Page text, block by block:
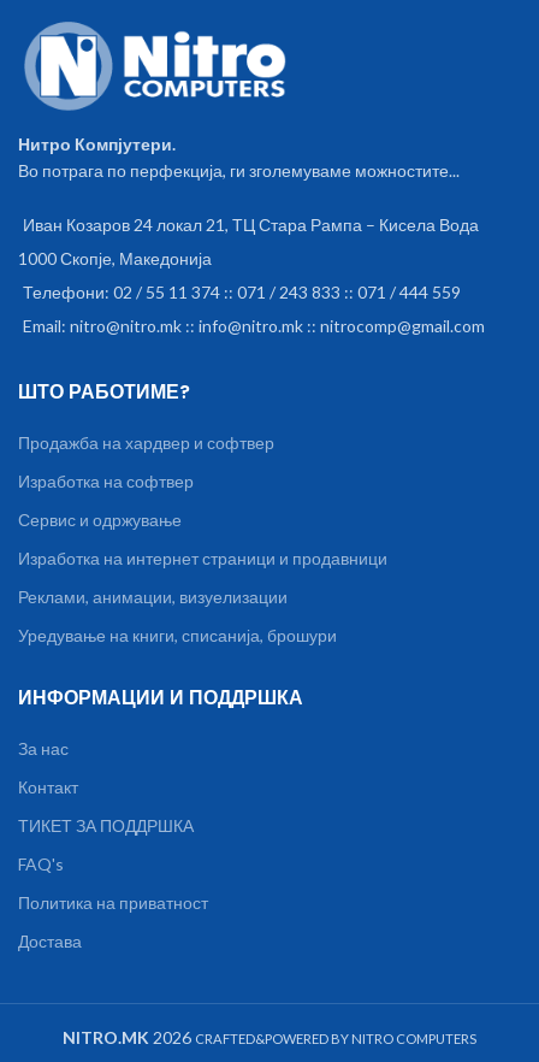
Нитро Компјутери.
Во потрага по перфекција, ги зголемуваме можностите...
Иван Козаров 24 локал 21, ТЦ Стара Рампа – Кисела Вода
1000 Скопје, Македонија
Телефони: 02 / 55 11 374 :: 071 / 243 833 :: 071 / 444 559
Email: nitro@nitro.mk :: info@nitro.mk :: nitrocomp@gmail.com
ШТО РАБОТИМЕ?
Продажба на хардвер и софтвер
Изработка на софтвер
Сервис и одржување
Изработка на интернет страници и продавници
Реклами, анимации, визуелизации
Уредување на книги, списанија, брошури
ИНФОРМАЦИИ И ПОДДРШКА
За нас
Контакт
ТИКЕТ ЗА ПОДДРШКА
FAQ's
Политика на приватност
Достава
NITRO.MK 2026 CRAFTED&POWERED BY NITRO COMPUTERS
ST HC-105T –
Superior